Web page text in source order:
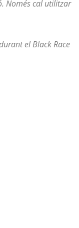
Només cal utilitzar
el Black Race